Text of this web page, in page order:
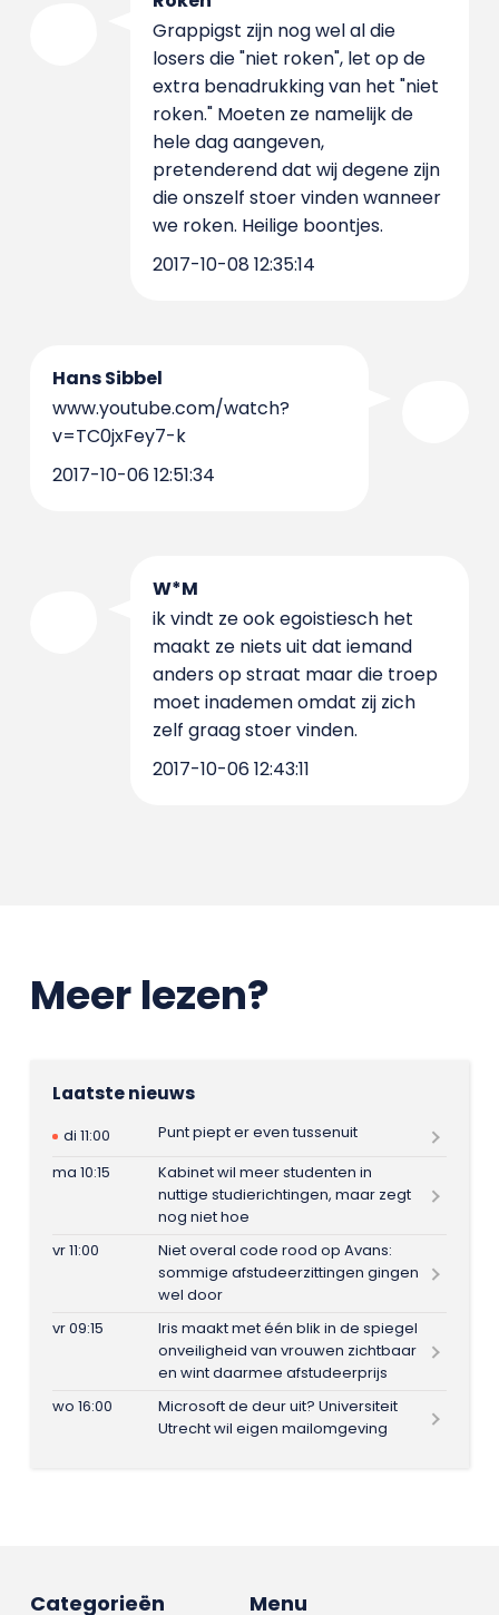
Grappigst zijn nog wel al die
losers die "niet roken", let op de
extra benadrukking van het "niet
roken." Moeten ze namelijk de
hele dag aangeven,
pretenderend dat wij degene zijn
die onszelf stoer vinden wanneer
we roken. Heilige boontjes.
2017-10-08 12:35:14
Hans Sibbel
www.youtube.com/watch?
v=TC0jxFey7-k
2017-10-06 12:51:34
W*M
ik vindt ze ook egoistiesch het
maakt ze niets uit dat iemand
anders op straat maar die troep
moet inademen omdat zij zich
zelf graag stoer vinden.
2017-10-06 12:43:11
Meer lezen?
Laatste nieuws
di 11:00
Punt piept er even tussenuit
ma 10:15
Kabinet wil meer studenten in
nuttige studierichtingen, maar zegt
nog niet hoe
vr 11:00
Niet overal code rood op Avans:
sommige afstudeerzittingen gingen
wel door
vr 09:15
Iris maakt met één blik in de spiegel
onveiligheid van vrouwen zichtbaar
en wint daarmee afstudeerprijs
wo 16:00
Microsoft de deur uit? Universiteit
Utrecht wil eigen mailomgeving
Menu
Categorieën